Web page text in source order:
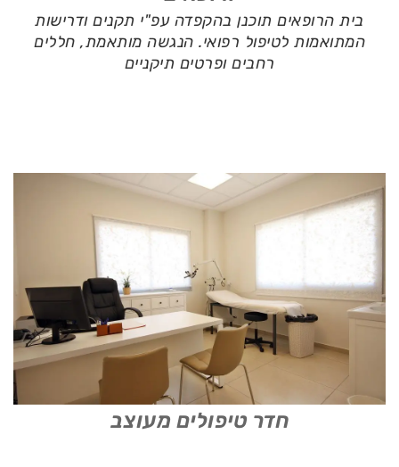
בית הרופאים תוכנן בהקפדה עפ"י תקנים ודרישות
המתואמות לטיפול רפואי. הנגשה מותאמת, חללים
רחבים ופרטים תיקניים
חדר טיפולים מעוצב